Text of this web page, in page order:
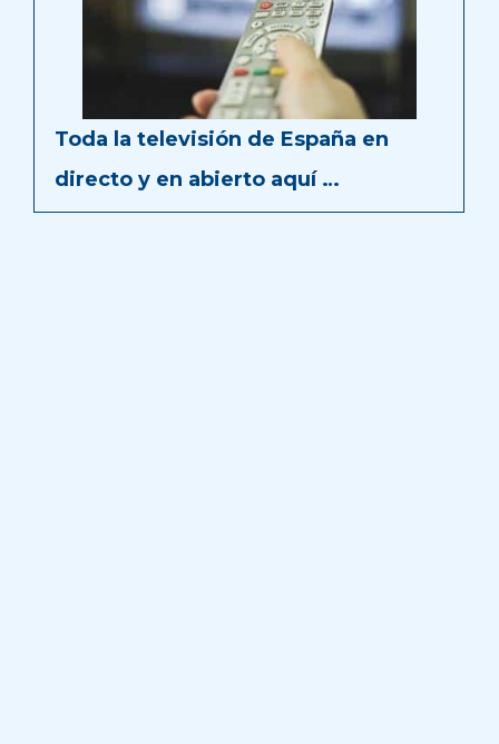
Toda la televisión de España en
directo y en abierto aquí …